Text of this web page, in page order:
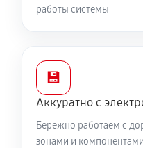
работы системы
💾
Аккуратно с
Бережно работаем с
зонами и